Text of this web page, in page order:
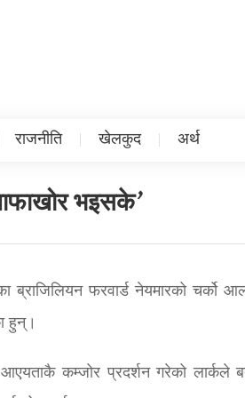
राजनीति खेलकुद अर्थ
भइसके’
फरवार्ड नेयमारको चर्को
हुन्।
कम्जोर प्रदर्शन गरेको लार्कले